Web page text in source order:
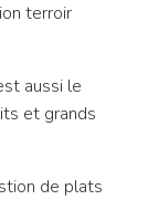
terroir
aussi le
et grands
de plats